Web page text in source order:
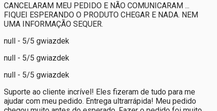
CANCELARAM MEU PEDIDO E NÃO COMUNICARAM ...
FIQUEI ESPERANDO O PRODUTO CHEGAR E NADA. NEM
UMA INFORMAÇÃO SEQUER.
null - 5/5 gwiazdek
null - 5/5 gwiazdek
null - 5/5 gwiazdek
Suporte ao cliente incrível! Eles fizeram de tudo para me
ajudar com meu pedido. Entrega ultrarrápida! Meu pedido